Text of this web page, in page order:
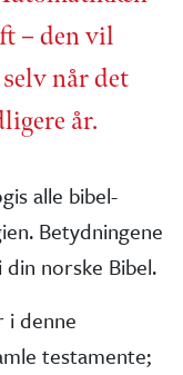
– den vil
når det
år.
alle bibel­
Betydningene
norske Bibel.
i denne
testa­mente;